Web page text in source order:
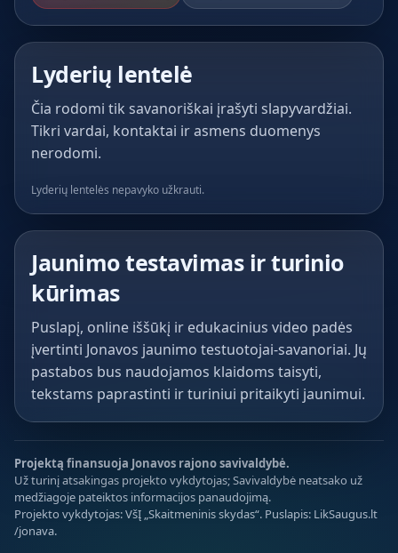
Lyderių lentelė
Čia rodomi tik savanoriškai įrašyti slapyvardžiai.
Tikri vardai, kontaktai ir asmens duomenys
nerodomi.
Lyderių lentelės nepavyko užkrauti.
Jaunimo testavimas ir turinio
kūrimas
Puslapį, online iššūkį ir edukacinius video padės
įvertinti Jonavos jaunimo testuotojai-savanoriai. Jų
pastabos bus naudojamos klaidoms taisyti,
tekstams paprastinti ir turiniui pritaikyti jaunimui.
Projektą finansuoja Jonavos rajono savivaldybė.
Už turinį atsakingas projekto vykdytojas; Savivaldybė neatsako už
medžiagoje pateiktos informacijos panaudojimą.
Projekto vykdytojas: VšĮ „Skaitmeninis skydas“. Puslapis: LikSaugus.lt
/jonava.